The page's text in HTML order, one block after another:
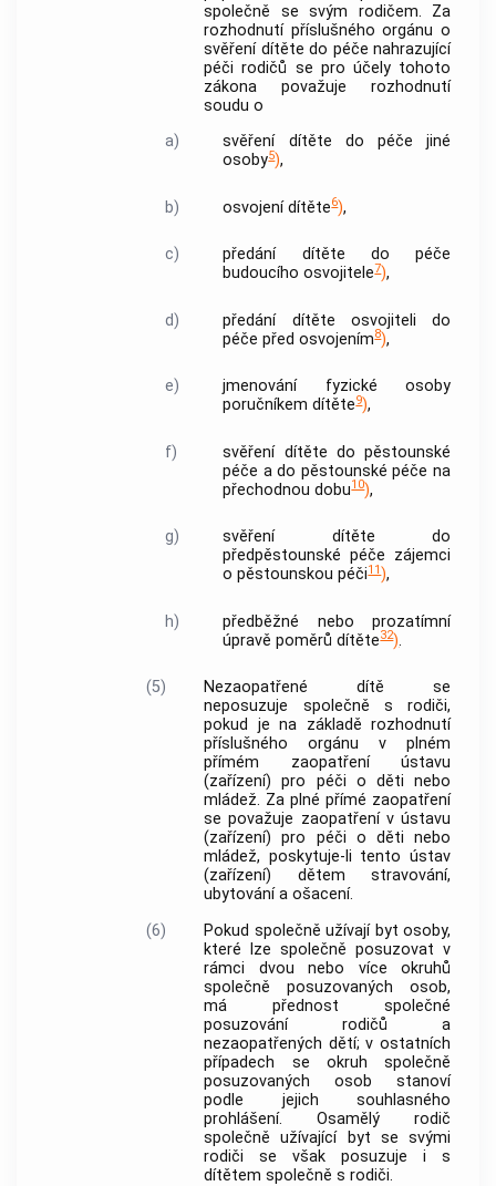
společně se svým rodičem. Za
rozhodnutí příslušného orgánu o
svěření dítěte do péče nahrazující
péči rodičů se pro účely tohoto
zákona považuje rozhodnutí
soudu o
a)
svěření dítěte do péče jiné
osoby5),
b) osvojení dítěte6),
c)
předání dítěte do péče
budoucího osvojitele7),
d)
předání dítěte osvojiteli do
péče před osvojením8),
e)
jmenování fyzické osoby
poručníkem dítěte9),
f)
svěření dítěte do pěstounské
péče a do pěstounské péče na
přechodnou dobu10),
g)
svěření dítěte do
předpěstounské péče zájemci
o pěstounskou péči11),
h)
předběžné nebo prozatímní
úpravě poměrů dítěte32).
(5)
Nezaopatřené dítě se
neposuzuje společně s rodiči,
pokud je na základě rozhodnutí
příslušného orgánu v plném
přímém zaopatření ústavu
(zařízení) pro péči o děti nebo
mládež. Za plné přímé zaopatření
se považuje zaopatření v ústavu
(zařízení) pro péči o děti nebo
mládež, poskytuje-li tento ústav
(zařízení) dětem stravování,
ubytování a ošacení.
(6)
Pokud společně užívají byt osoby,
které lze společně posuzovat v
rámci dvou nebo více okruhů
společně posuzovaných osob,
má přednost společné
posuzování rodičů a
nezaopatřených dětí; v ostatních
případech se okruh společně
posuzovaných osob stanoví
podle jejich souhlasného
prohlášení. Osamělý rodič
společně užívající
byt se svými
rodiči se však posuzuje i s
dítětem společně s rodiči.